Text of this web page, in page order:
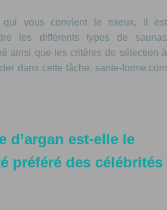
qui vous convient le mieux, il est
les différents types de saunas
ainsi que les critères de sélection à
dans cette tâche, sante-forme.com
d’argan est-elle le
préféré des célébrités